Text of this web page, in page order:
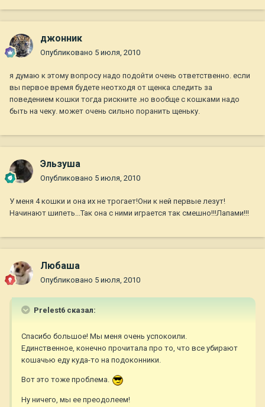
джонник
Опубликовано 5 июля, 2010
я думаю к этому вопросу надо подойти очень ответственно. если
вы первое время будете неотходя от щенка следить за
поведением кошки тогда рискните .но вообще с кошками надо
быть на чеку. может очень сильно поранить щеньку.
Эльзуша
Опубликовано 5 июля, 2010
У меня 4 кошки и она их не трогает!Они к ней первые лезут!
Начинают шипеть...Так она с ними играется так смешно!!!Лапами!!!
Любаша
Опубликовано 5 июля, 2010
Prelest6 сказал:
Спасибо большое! Мы меня очень успокоили.
Единственное, конечно прочитала про то, что все убирают
кошачью еду куда-то на подоконники.
Вот это тоже проблема.
Ну ничего, мы ее преодолеем!